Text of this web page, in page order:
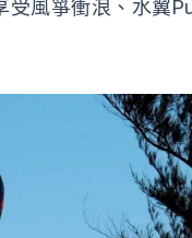
風箏衝浪、水翼